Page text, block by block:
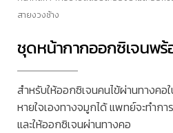
สายงวงช้าง
ชุดหน้ากากออกซิเจนพร้
สำหรับให้ออกซิเจนคนไข้ผ่านทางค
หายใจเองทางจมูกได้ แพทย์จะทำกา
และให้ออกซิเจนผ่านทางคอ